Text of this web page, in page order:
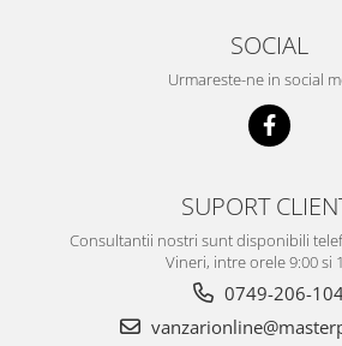
SOCIAL
Urmareste-ne in social
SUPORT
Consultantii nostri sunt disponibili
Vineri, intre orele 9:00 si
0749-206-